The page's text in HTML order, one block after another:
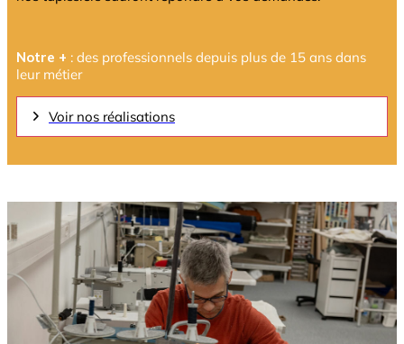
Notre + : des professionnels depuis plus de 15 ans dans
leur métier
Voir nos réalisations